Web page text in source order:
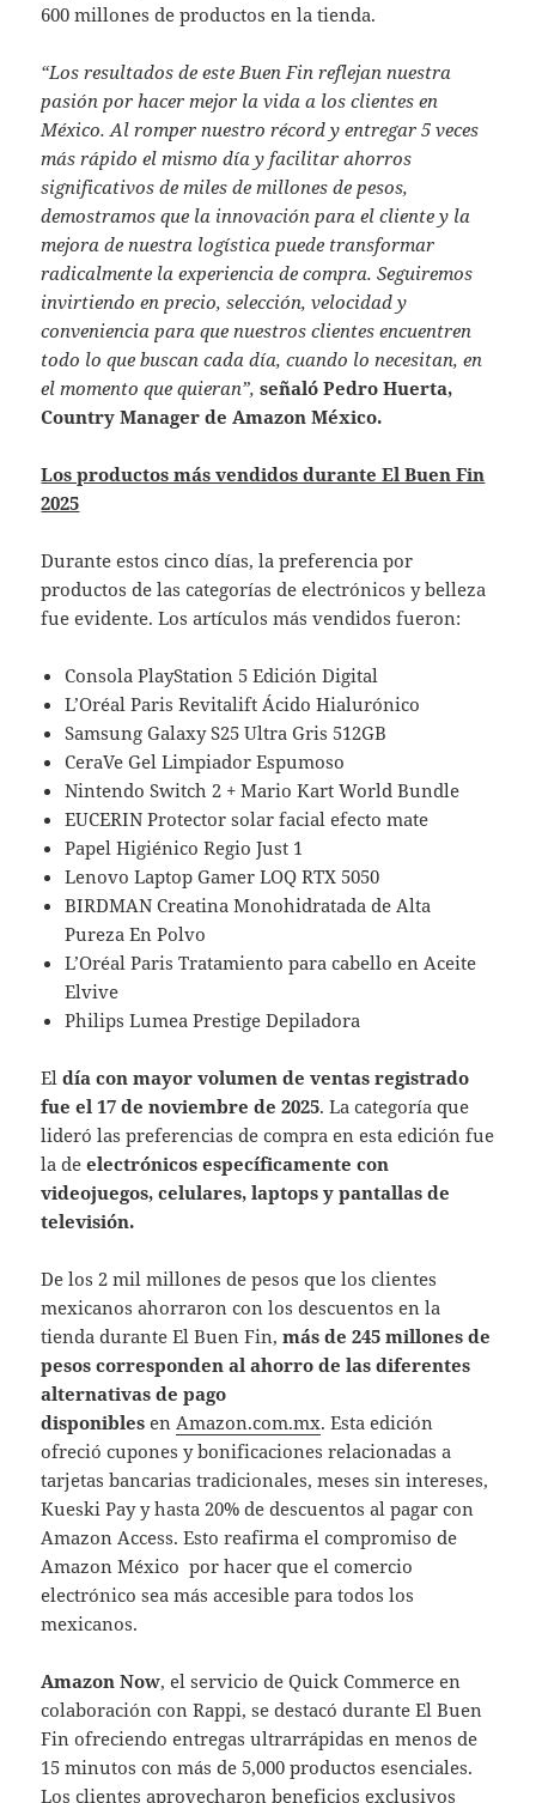
600 millones de productos en la tienda.
“Los resultados de este Buen Fin reflejan nuestra
pasión por hacer mejor la vida a los clientes en
México. Al romper nuestro récord y entregar 5 veces
más rápido el mismo día y facilitar ahorros
significativos de miles de millones de pesos,
demostramos que la innovación para el cliente y la
mejora de nuestra logística puede transformar
radicalmente la experiencia de compra. Seguiremos
invirtiendo en precio, selección, velocidad y
conveniencia para que nuestros clientes encuentren
todo lo que buscan cada día, cuando lo necesitan, en
el momento que quieran”,señaló Pedro Huerta,
Country Manager de Amazon México.
Los productos más vendidos durante El Buen Fin
2025
Durante estos cinco días, la preferencia por
productos de las categorías de electrónicos y belleza
fue evidente. Los artículos más vendidos fueron:
Consola PlayStation 5 Edición Digital
L’Oréal Paris Revitalift Ácido Hialurónico
Samsung Galaxy S25 Ultra Gris 512GB
CeraVe Gel Limpiador Espumoso
Nintendo Switch 2 + Mario Kart World Bundle
EUCERIN Protector solar facial efecto mate
Papel Higiénico Regio Just 1
Lenovo Laptop Gamer LOQ RTX 5050
BIRDMAN Creatina Monohidratada de Alta
Pureza En Polvo
L’Oréal Paris Tratamiento para cabello en Aceite
Elvive
Philips Lumea Prestige Depiladora
Eldía con mayor volumen de ventas registrado
fue el 17 de noviembre de 2025. La categoría que
lideró las preferencias de compra en esta edición fue
la de electrónicos específicamente con
videojuegos, celulares, laptops y pantallas de
televisión.
De los 2 mil millones de pesos que los clientes
mexicanos ahorraron con los descuentos en la
tienda durante El Buen Fin,más de 245 millones de
pesos corresponden al ahorro de las diferentes
alternativas de pago
disponibles en Amazon.com.mx. Esta edición
ofreció cupones y bonificaciones relacionadas a
tarjetas bancarias tradicionales, meses sin intereses,
Kueski Pay y hasta 20% de descuentos al pagar con
Amazon Access. Esto reafirma el compromiso de
Amazon México por hacer que el comercio
electrónico sea más accesible para todos los
mexicanos.
Amazon Now, el servicio de Quick Commerce en
colaboración con Rappi, se destacó durante El Buen
Fin ofreciendo entregas ultrarrápidas en menos de
15 minutos con más de 5,000 productos esenciales.
Los clientes aprovecharon beneficios exclusivos